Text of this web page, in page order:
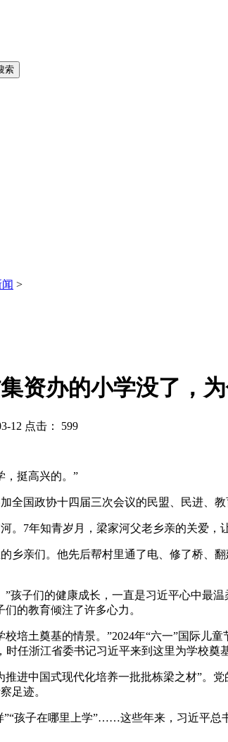
>
资办的小学没了，
12 点击： 599
，挺高兴的。”
全国政协十四届三次会议的民盟、民进、
。7年知青岁月，梁家河父老乡亲的关爱
乡亲们。他先后帮村里通了电、修了桥、
孩子们的健康成长，一直是习近平心中最
的教育倾注了许多心力。
校培土奠基的情景。”2024年“六一”国际
时任浙江省委书记习近平来到这里为学校奠
推进中国式现代化培养一批批栋梁之材”。
足迹。
”“孩子在哪里上学”……这些年来，习近平